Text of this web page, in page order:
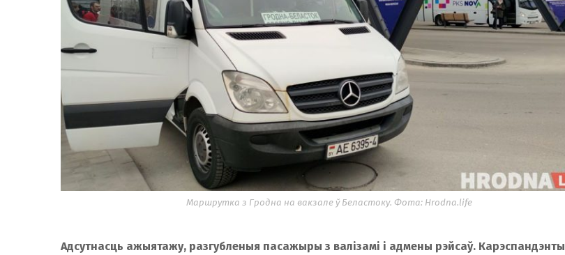
Маршрутка з Гродна на вакзале ў Беластоку. Фота: Hrodna.life
Адсутнасць ажыятажу, разгубленыя пасажыры з валізамі і адмены рэйсаў. Карэспандэнты